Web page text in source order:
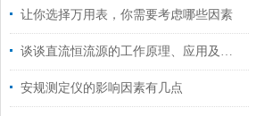
让你选择万用表，你需要考虑哪些因素
谈谈直流恒流源的工作原理、应用及其特点
安规测定仪的影响因素有几点